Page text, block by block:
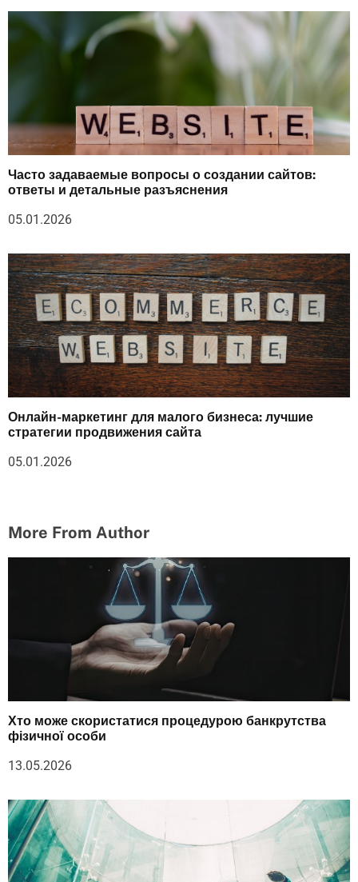
Часто задаваемые вопросы о создании сайтов:
ответы и детальные разъяснения
05.01.2026
Онлайн-маркетинг для малого бизнеса: лучшие
стратегии продвижения сайта
05.01.2026
More From Author
Хто може скористатися процедурою банкрутства
фізичної особи
13.05.2026